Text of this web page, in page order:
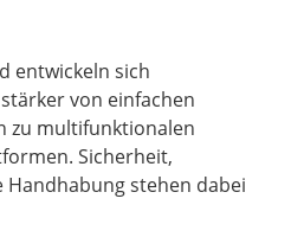
entwickeln sich
von einfachen
zu multifunktionalen
Sicherheit,
Handhabung stehen dabei